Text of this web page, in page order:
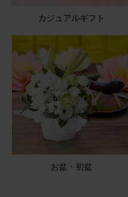
カジュアルギフト
お盆・初盆